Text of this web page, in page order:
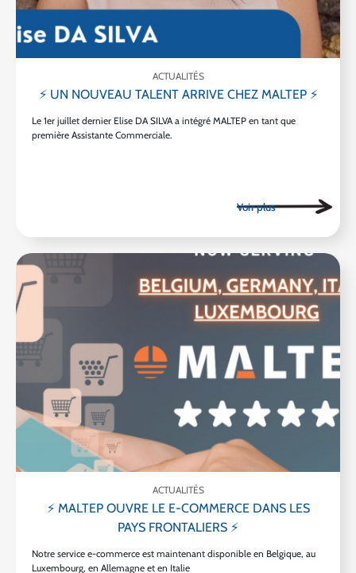
ACTUALITÉS
⚡ UN NOUVEAU TALENT ARRIVE CHEZ MALTEP ⚡
Le 1er juillet dernier Elise DA SILVA a intégré MALTEP en tant que
première Assistante Commerciale.
ACTUALITÉS
⚡ MALTEP OUVRE LE E-COMMERCE DANS LES
PAYS FRONTALIERS ⚡
Notre service e-commerce est maintenant disponible en Belgique, au
Luxembourg, en Allemagne et en Italie